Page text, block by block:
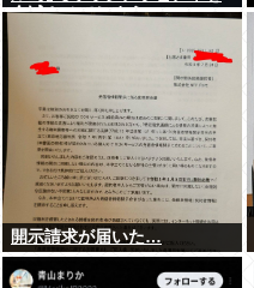
全滅させてしまうww
開示請求が届いた…